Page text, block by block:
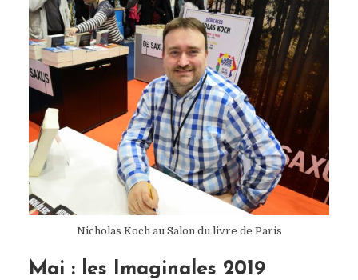
Nicholas Koch au Salon du livre de Paris
Mai : les Imaginales 2019